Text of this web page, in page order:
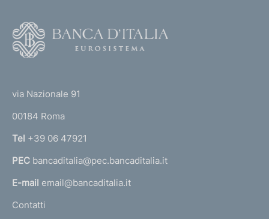
r
n
a
l
'
via Nazionale 91
00184 Roma
Tel +39 06 47921
PEC bancaditalia@pec.bancaditalia.it
E-mail email@bancaditalia.it
Contatti